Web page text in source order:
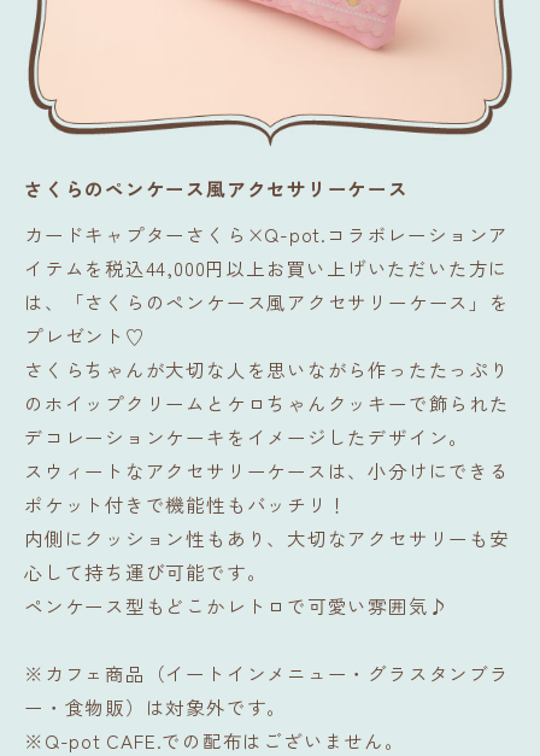
さくらのペンケース風アクセサリーケース
カードキャプターさくら×Q-pot.コラボレーションア
イテムを税込44,000円以上お買い上げいただいた方に
は、「さくらのペンケース風アクセサリーケース」を
プレゼント♡
さくらちゃんが大切な人を思いながら作ったたっぷり
のホイップクリームとケロちゃんクッキーで飾られた
デコレーションケーキをイメージしたデザイン。
スウィートなアクセサリーケースは、小分けにできる
ポケット付きで機能性もバッチリ！
内側にクッション性もあり、大切なアクセサリーも安
心して持ち運び可能です。
ペンケース型もどこかレトロで可愛い雰囲気♪
※カフェ商品（イートインメニュー・グラスタンブラ
ー・食物販）は対象外です。
※Q-pot CAFE.での配布はございません。